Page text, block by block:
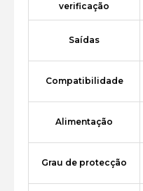
verificação
Saídas
Compatibilidade
Alimentação
Grau de protecção